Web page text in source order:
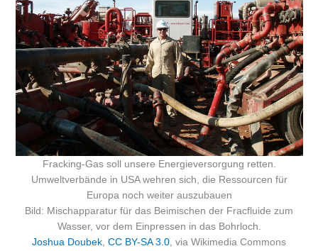
Fracking-Gas soll unsere Energieversorgung retten.
Umweltverbände in USA wehren sich, die Ressourcen für
Europa noch weiter auszubauen
Bild: Mischapparatur für das Beimischen der Fracfluide zum
Wasser, vor dem Einpressen in das Bohrloch.
Joshua Doubek CC BY-SA 3.0 , via Wikimedia Commons